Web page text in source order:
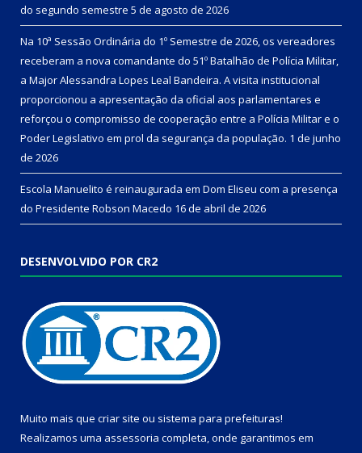
do segundo semestre 5 de agosto de 2026
Na 10ª Sessão Ordinária do 1º Semestre de 2026, os vereadores
receberam a nova comandante do 51º Batalhão de Polícia Militar,
a Major Alessandra Lopes Leal Bandeira. A visita institucional
proporcionou a apresentação da oficial aos parlamentares e
reforçou o compromisso de cooperação entre a Polícia Militar e o
Poder Legislativo em prol da segurança da população. 1 de junho
de 2026
Escola Manuelito é reinaugurada em Dom Eliseu com a presença
do Presidente Robson Macedo 16 de abril de 2026
DESENVOLVIDO POR CR2
Muito mais que criar site ou sistema para prefeituras!
Realizamos uma assessoria completa, onde garantimos em